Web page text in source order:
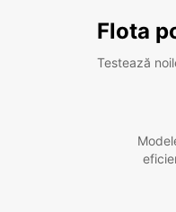
Flota
Testează